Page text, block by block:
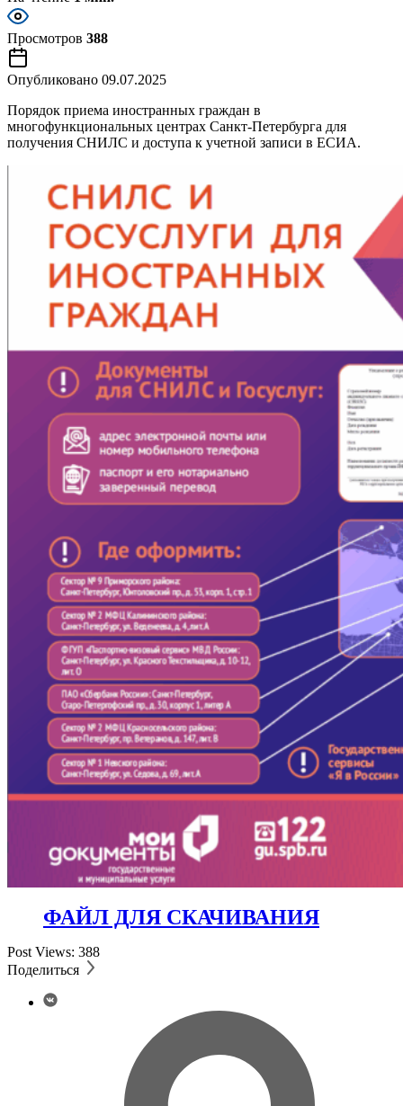
Просмотров 388
Опубликовано 09.07.2025
Порядок приема иностранных граждан в
многофункциональных центрах Санкт-Петербурга для
получения СНИЛС и доступа к учетной записи в ЕСИА.
ФАЙЛ ДЛЯ СКАЧИВАНИЯ
Post Views: 388
Поделиться